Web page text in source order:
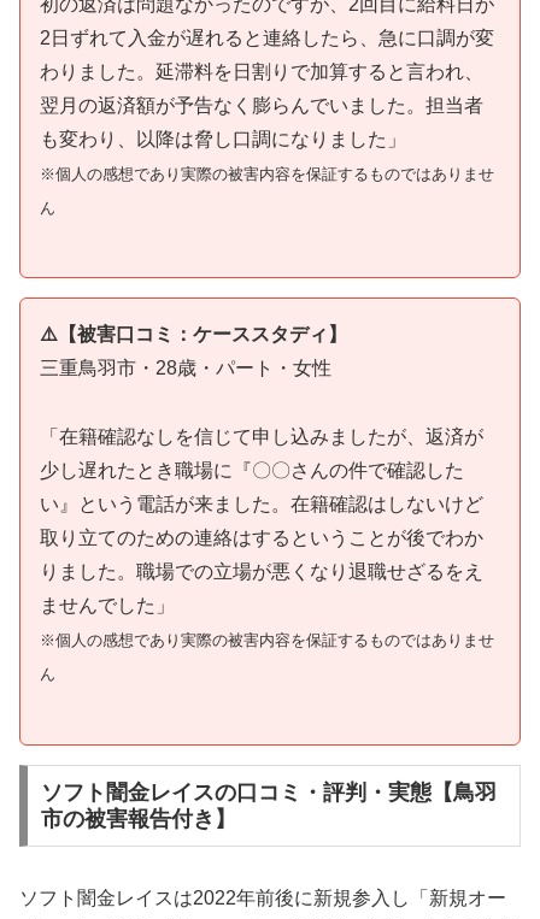
2日ずれて入金が遅れると連絡したら、急に口調が変
わりました。延滞料を日割りで加算すると言われ、
翌月の返済額が予告なく膨らんでいました。担当者
も変わり、以降は脅し口調になりました」
※個人の感想であり実際の被害内容を保証するものではありませ
ん
⚠️【被害口コミ：ケーススタディ】
三重鳥羽市・28歳・パート・女性
「在籍確認なしを信じて申し込みましたが、返済が
少し遅れたとき職場に『〇〇さんの件で確認した
い』という電話が来ました。在籍確認はしないけど
取り立てのための連絡はするということが後でわか
りました。職場での立場が悪くなり退職せざるをえ
ませんでした」
※個人の感想であり実際の被害内容を保証するものではありませ
ん
ソフト闇金レイスの口コミ・評判・実態【鳥羽
市の被害報告付き】
ソフト闇金レイスは2022年前後に新規参入し「新規オー